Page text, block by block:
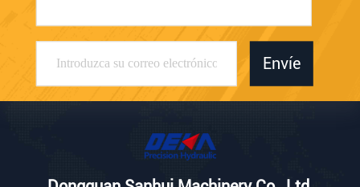
Envíe